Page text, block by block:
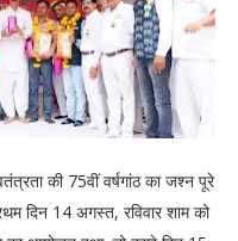
की 75वीं वर्षगांठ का जश्न पूरे
दिन 14 अगस्त, रविवार शाम को